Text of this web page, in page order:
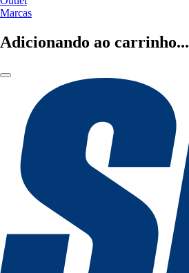
Marcas
Adicionando ao carrinho...